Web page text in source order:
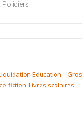
Policiers
Education –
fiction Livres scolaires